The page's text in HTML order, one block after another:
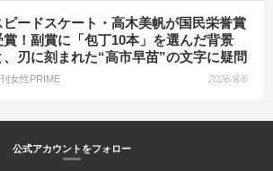
ピードスケート・高木美帆が国民栄誉賞
賞！副賞に「包丁10本」を選んだ背景
、刃に刻まれた“高市早苗”の文字に疑問
女性PRIME 2026/8/6
公式アカウントをフォロー